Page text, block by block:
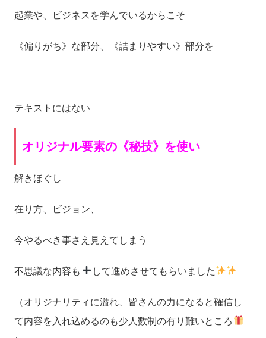
起業や、ビジネスを学んでいるからこそ
《偏りがち》な部分、《詰まりやすい》部分を
テキストにはない
オリジナル要素の《秘技》を使い
解きほぐし
在り方、ビジョン、
今やるべき事さえ見えてしまう
不思議な内容も して進めさせてもらいました
（オリジナリティに溢れ、皆さんの力になると確信し
て内容を入れ込めるのも少人数制の有り難いところ